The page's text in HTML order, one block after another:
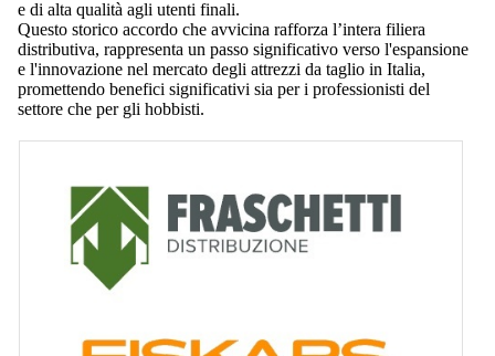
e di alta qualità agli utenti finali.
Questo storico accordo che avvicina rafforza l’intera filiera
distributiva, rappresenta un passo significativo verso l'espansione
e l'innovazione nel mercato degli attrezzi da taglio in Italia,
promettendo benefici significativi sia per i professionisti del
settore che per gli hobbisti.